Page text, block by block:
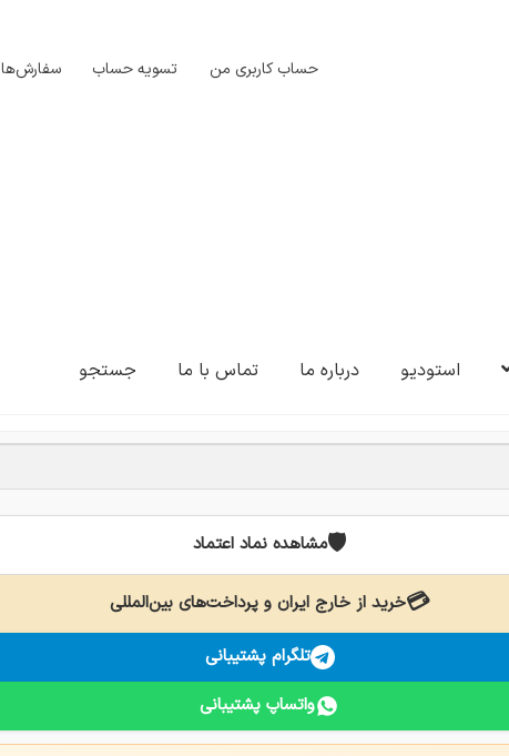
حساب کاربری من تسویه حساب سفارش‌ها
استودیو درباره ما تماس با ما جستجو
🛡️مشاهده نماد اعتماد
💳خرید از خارج ایران و پرداخت‌های بین‌المللی
تلگرام پشتیبانی
واتساپ پشتیبانی